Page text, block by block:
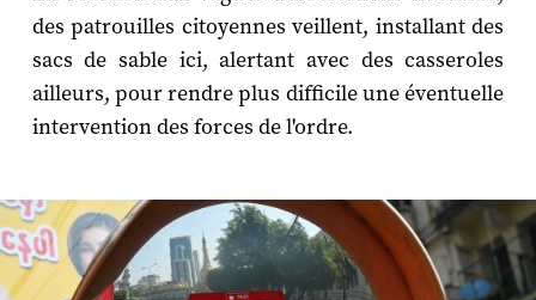
des patrouilles citoyennes veillent, installant des
sacs de sable ici, alertant avec des casseroles
ailleurs, pour rendre plus difficile une éventuelle
intervention des forces de l'ordre.